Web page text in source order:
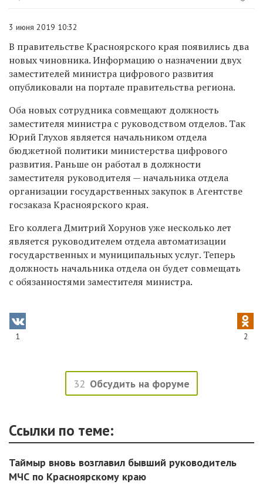
3 июня 2019 10:32
В правительстве Красноярского края появились два
новых чиновника. Информацию о назначении двух
заместителей министра цифрового развития
опубликовали на портале правительства региона.
Оба новых сотрудника совмещают должность
заместителя министра с руководством отделов. Так
Юрий Глухов является начальником отдела
бюджетной политики министерства цифрового
развития. Раньше он работал в должности
заместителя руководителя — начальника отдела
организации государственных закупок в Агентстве
госзаказа Красноярского края.
Его коллега Дмитрий Хорунов уже несколько лет
является руководителем отдела автоматизации
государственных и муниципальных услуг. Теперь
должность начальника отдела он будет совмещать
с обязанностями заместителя министра.
1 2
32 Обсудить на форуме
Ссылки по теме:
Таймыр вновь возглавил бывший руководитель
МЧС по Красноярскому краю